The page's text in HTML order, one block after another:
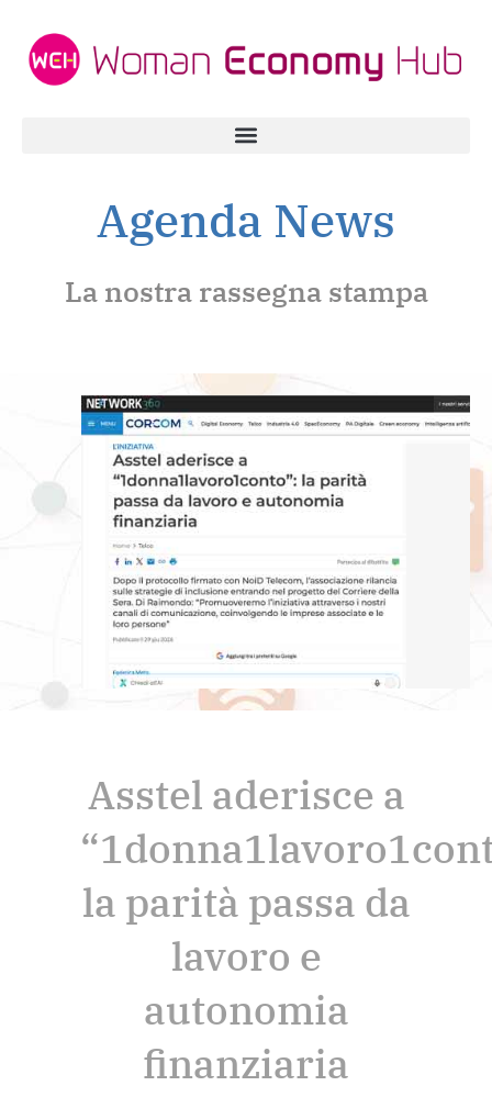
Agenda News
La nostra rassegna stampa
Asstel aderisce a
la parità passa da
lavoro e
autonomia
finanziaria